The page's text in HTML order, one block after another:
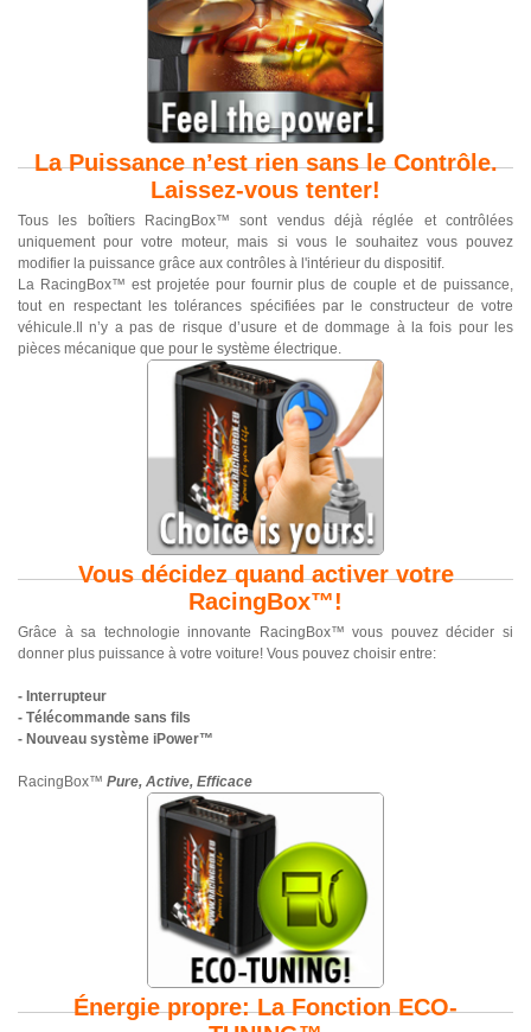
La Puissance n’est rien sans le Contrôle.
Laissez-vous tenter!
Tous les boîtiers RacingBox™ sont vendus déjà réglée et contrôlées
uniquement pour votre moteur, mais si vous le souhaitez vous pouvez
modifier la puissance grâce aux contrôles à l'intérieur du dispositif.
La RacingBox™ est projetée pour fournir plus de couple et de puissance,
tout en respectant les tolérances spécifiées par le constructeur de votre
véhicule.Il n’y a pas de risque d’usure et de dommage à la fois pour les
pièces mécanique que pour le système électrique.
Vous décidez quand activer votre
RacingBox™!
Grâce à sa technologie innovante RacingBox™ vous pouvez décider si
donner plus puissance à votre voiture! Vous pouvez choisir entre:
- Interrupteur
- Télécommande sans fils
- Nouveau système iPower™
RacingBox™ Pure, Active, Efficace
Énergie propre: La Fonction ECO-